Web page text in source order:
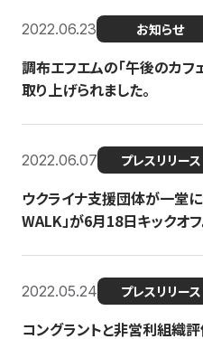
2022.06.23 お知らせ
調布エフエムの「午後のカフ
取り上げられました。
2022.06.07 プレスリリース
ウクライナ支援団体が一堂
WALK」が6月18日キックオフ
2022.05.24 プレスリリース
コングラントと非営利組織